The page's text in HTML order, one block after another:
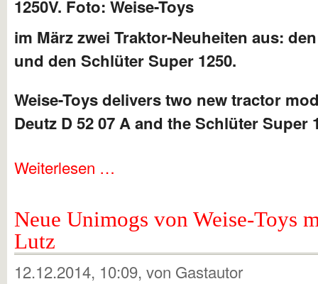
im März zwei Traktor-Neuheiten aus:
und den Schlüter Super 1250.
Weise-Toys delivers two new tractor
Deutz D 52 07 A and the Schlüter Super
Weiterlesen …
Neue Unimogs von Weise-Toys
Lutz
12.12.2014, 10:09, von Gastautor